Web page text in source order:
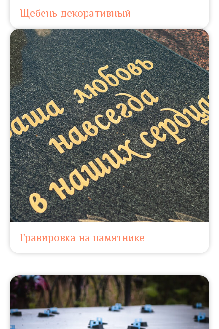
Щебень декоративный
Гравировка на памятнике